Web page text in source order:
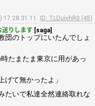
17:28:31.11
ID: TLDuivhR0 (45)
送りします [saga]
団のトップにいたんでしょ
たまたま東京に用があっ
て無かったよ」
たいで私達全然連絡取れな